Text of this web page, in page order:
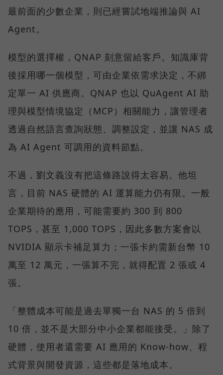
最前面的少數企業，則已經嘗試地端推論與 AI
Agent。
模型的選擇權，QNAP 刻意留給客戶。知識庫背
後採用哪一個模型，可由企業依需求決定，不綁
定單一 AI 供應商。QNAP 也以 QuAgent AI 助
理與模型情境協定（MCP）相關能力，讓管理者
透過自然語言查詢狀態、調整設定，並讓 NAS 成
為 AI Agent 可調用的資料節點。
不過，劉文義沒有把這條路說得太容易。他坦
言，目前 NAS 硬體的 AI 運算能力仍有限。一般
企業期待的應用，可能需要約 300 到 800
TOPS，甚至 1,000 TOPS，因此多數方案會以
NVIDIA 顯示卡補足算力；一張卡約需新台幣 10
萬至 12 萬元，一張算不完，就得配置 2 張或 4
張。
「整體成本可能是過去單獨一台 NAS 的 5 倍到
10 倍，並不是大部分中小企業都能接受。」除了
硬體，使用者還需要 AI 應用的 Know-how、程
式背景與開發資源，這些都是落地成本。